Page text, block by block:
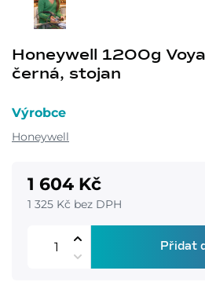
Honeywell 1200g
černá, stojan
Výrobce
Honeywell
1 604 Kč
1 325 Kč bez DPH
Přidat